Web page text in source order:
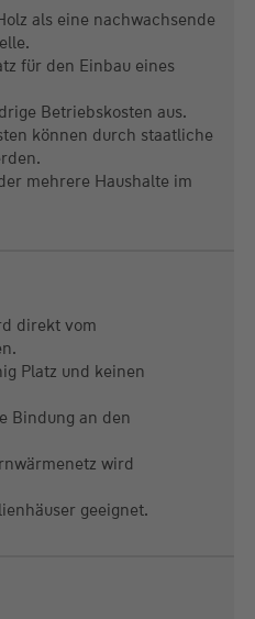
als eine nachwachsende
für den Einbau eines
Betriebskosten aus.
können durch staatliche
mehrere Haushalte im
direkt vom
Platz und keinen
Bindung an den
wird
geeignet.